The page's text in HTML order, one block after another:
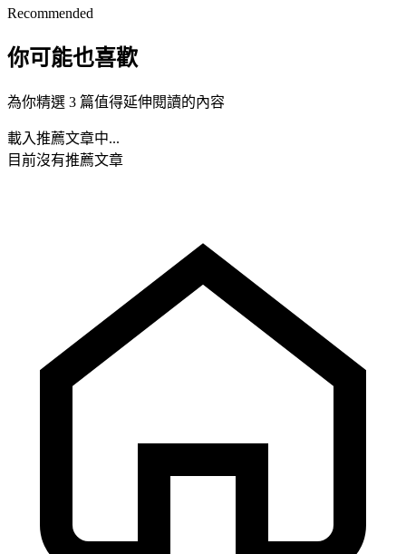
Recommended
你可能也喜歡
為你精選 3 篇值得延伸閱讀的內容
載入推薦文章中...
目前沒有推薦文章